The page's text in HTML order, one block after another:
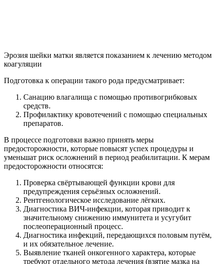
Эрозия шейки матки является показанием к лечению методом
коагуляции
Подготовка к операции такого рода предусматривает:
Санацию влагалища с помощью противогрибковых
средств.
Профилактику кровотечений с помощью специальных
препаратов.
В процессе подготовки важно принять меры
предосторожности, которые повысят успех процедуры и
уменьшат риск осложнений в период реабилитации. К мерам
предосторожности относятся:
Проверка свёртывающей функции крови для
предупреждения серьёзных осложнений.
Рентгенологическое исследование лёгких.
Диагностика ВИЧ-инфекции, которая приводит к
значительному снижению иммунитета и усугубит
послеоперационный процесс.
Диагностика инфекций, передающихся половым путём,
и их обязательное лечение.
Выявление тканей онкогенного характера, которые
требуют отдельного метода лечения (взятие мазка на